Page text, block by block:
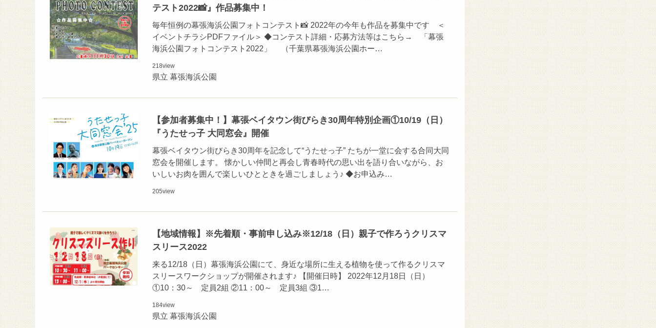
テスト2022📸』作品募集中！
毎年恒例の幕張海浜公園フォトコンテスト📸 2022年の今年も作品を募集中です ＜
イベントチラシPDFファイル＞ ◆コンテスト詳細・応募方法等はこちら→ 「幕張
海浜公園フォトコンテスト2022」 （千葉県幕張海浜公園ホー…
218view
県立 幕張海浜公園
【参加者募集中！】幕張ベイタウン街びらき30周年特別企画①10/19（日）
『うたせっ子 大同窓会』開催
幕張ベイタウン街びらき30周年を記念して“うたせっ子” たちが一堂に会する合同大同
窓会を開催します。 懐かしい仲間と再会し青春時代の思い出を語り合いながら、お
いしいお肉を囲んで楽しいひとときを過ごしましょう♪ ◆お申込み…
205view
【地域情報】※先着順・事前申し込み※12/18（日）親子で作ろうクリスマ
スリース2022
来る12/18（日）幕張海浜公園にて、身近な場所に生える植物を使って作るクリスマ
スリースワークショップが開催されます♪ 【開催日時】 2022年12月18日（日）
①10：30～ 定員2組 ②11：00～ 定員3組 ③1…
184view
県立 幕張海浜公園